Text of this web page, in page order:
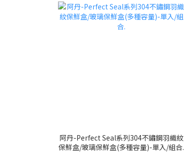
阿丹-Perfect Seal系列304不鏽鋼羽織紋
保鮮盒/玻璃保鮮盒(多種容量)-單入/組合.